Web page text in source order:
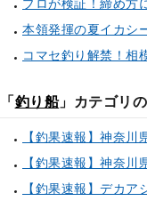
本領発揮の夏イカシ
コマセ釣り解禁！相
「 釣り船」カテゴリ